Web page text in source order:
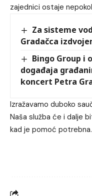
zajednici ostaje
Za sisteme
Gradačca
Bingo Group i
događaja
koncert Petra
Izražavamo duboko
Naša služba će i dalje
kad je pomoć potrebna.